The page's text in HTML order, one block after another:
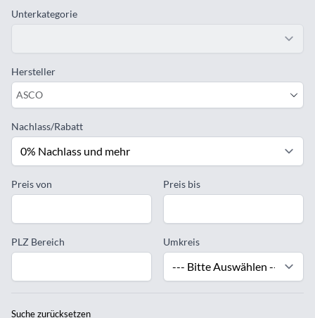
Unterkategorie
Hersteller
ASCO
Nachlass/Rabatt
Preis von Preis bis
PLZ Bereich Umkreis
Suche zurücksetzen